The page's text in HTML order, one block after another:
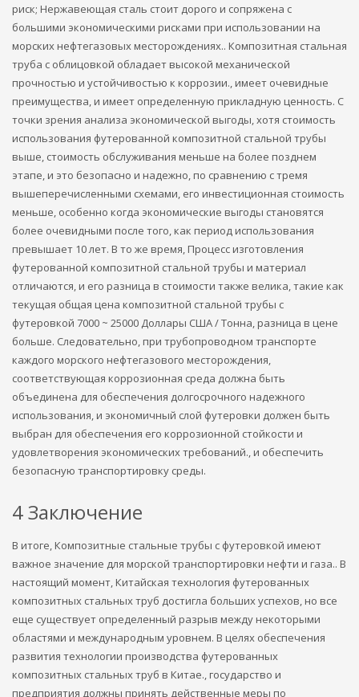
риск; Нержавеющая сталь стоит дорого и сопряжена с
большими экономическими рисками при использовании на
морских нефтегазовых месторождениях.. Композитная стальная
труба с облицовкой обладает высокой механической
прочностью и устойчивостью к коррозии., имеет очевидные
преимущества, и имеет определенную прикладную ценность. С
точки зрения анализа экономической выгоды, хотя стоимость
использования футерованной композитной стальной трубы
выше, стоимость обслуживания меньше на более позднем
этапе, и это безопасно и надежно, по сравнению с тремя
вышеперечисленными схемами, его инвестиционная стоимость
меньше, особенно когда экономические выгоды становятся
более очевидными после того, как период использования
превышает 10 лет. В то же время, Процесс изготовления
футерованной композитной стальной трубы и материал
отличаются, и его разница в стоимости также велика, такие как
текущая общая цена композитной стальной трубы с
футеровкой 7000 ~ 25000 Доллары США / Тонна, разница в цене
больше. Следовательно, при трубопроводном транспорте
каждого морского нефтегазового месторождения,
соответствующая коррозионная среда должна быть
объединена для обеспечения долгосрочного надежного
использования, и экономичный слой футеровки должен быть
выбран для обеспечения его коррозионной стойкости и
удовлетворения экономических требований., и обеспечить
безопасную транспортировку среды.
4 Заключение
В итоге, Композитные стальные трубы с футеровкой имеют
важное значение для морской транспортировки нефти и газа.. В
настоящий момент, Китайская технология футерованных
композитных стальных труб достигла больших успехов, но все
еще существует определенный разрыв между некоторыми
областями и международным уровнем. В целях обеспечения
развития технологии производства футерованных
композитных стальных труб в Китае., государство и
предприятия должны принять действенные меры по